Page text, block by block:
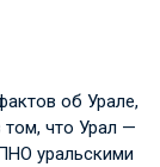
об Урале,
что Урал —
уральскими